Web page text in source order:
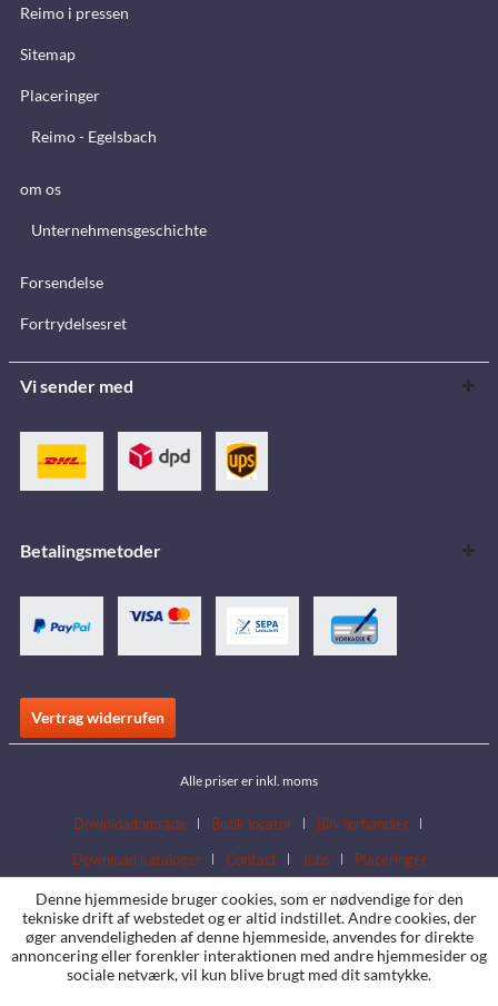
Reimo i pressen
Sitemap
Placeringer
Reimo - Egelsbach
om os
Unternehmensgeschichte
Forsendelse
Fortrydelsesret
Vi sender med
Betalingsmetoder
Vertrag widerrufen
Alle priser er inkl. moms
Downloadområde Butik locator
Bliv forhandler
Download kataloger
Contact Jobs Placeringer
Denne hjemmeside bruger cookies, som er nødvendige for den
tekniske drift af webstedet og er altid indstillet. Andre cookies, der
øger anvendeligheden af denne hjemmeside, anvendes for direkte
annoncering eller forenkler interaktionen med andre hjemmesider og
sociale netværk, vil kun blive brugt med dit samtykke.